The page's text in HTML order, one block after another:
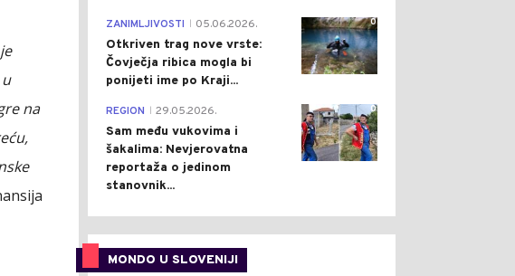
na
0
ZANIMLJIVOSTI 05.06.2026.
Otkriven trag nove vrste:
Čovječja ribica mogla bi
ponijeti ime po Kraji...
0
REGION 29.05.2026.
Sam među vukovima i
šakalima: Nevjerovatna
reportaža o jedinom
stanovnik...
MONDO U SLOVENIJI